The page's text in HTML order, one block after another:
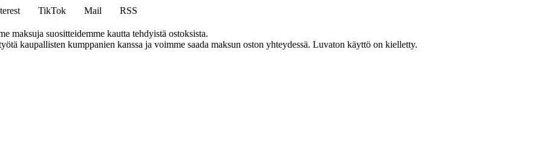
TikTok Mail RSS
maksuja suositteidemme kautta tehdyistä ostoksista.
kaupallisten kumppanien kanssa ja voimme saada maksun oston yhteydessä. Luvaton käyttö on kielletty.